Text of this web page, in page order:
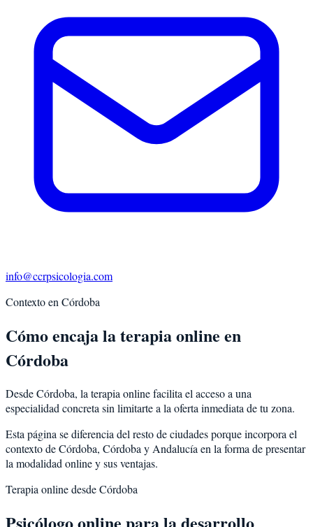
info@ccrpsicologia.com
Contexto en Córdoba
Cómo encaja la terapia online en
Córdoba
Desde Córdoba, la terapia online facilita el acceso a una
especialidad concreta sin limitarte a la oferta inmediata de tu zona.
Esta página se diferencia del resto de ciudades porque incorpora el
contexto deCórdoba, Córdoba y Andalucía en la forma de presentar
la modalidad online y sus ventajas.
Terapia online desdeCórdoba